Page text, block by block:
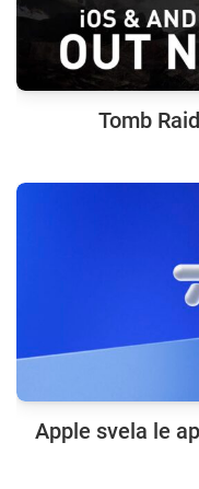
Tomb
Apple svela le